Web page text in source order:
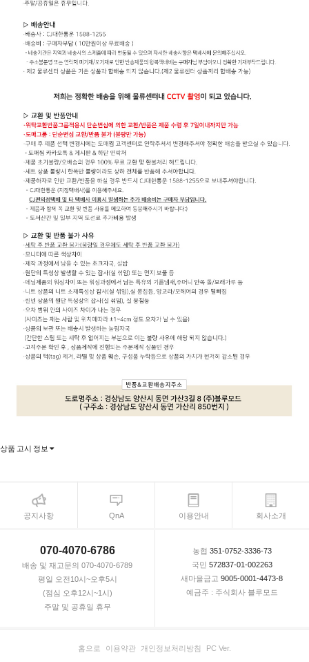
상품 고시 정보
공지사항 QnA 이용안내 회사소개
070-4070-6786
배송 및 재고문의 070-4070-6789
평일 오전10시~오후5시
(점심 오후12시~1시)
주말 및 공휴일 휴무
농협 351-0752-3336-73
국민 572837-01-002263
새마을금고 9005-0001-4473-8
예금주 : 주식회사 블루모드
홈으로 이용약관 개인정보처리방침 PC Ver.